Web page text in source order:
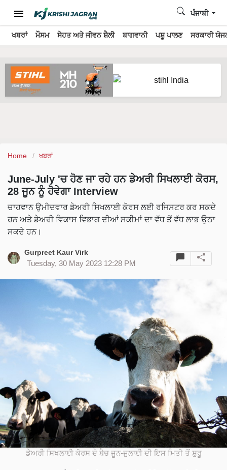
ਖਬਰਾਂ ਮੌਸਮ ਸੇਹਤ ਅਤੇ ਜੀਵਨ ਸ਼ੈਲੀ ਬਾਗਵਾਨੀ ਪਸ਼ੂ ਪਾਲਣ ਸਰਕਾਰੀ
ਪੰਜਾਬੀ
Home ਖਬਰਾਂ
June-July 'ਚ ਹੋਣ ਜਾ ਰਹੇ ਹਨ ਡੇਅਰੀ ਸਿਖਲਾਈ ਕੋਰਸ,
28 ਜੂਨ ਨੂੰ ਹੋਵੇਗਾ Interview
ਚਾਹਵਾਨ ਉਮੀਦਵਾਰ ਡੇਅਰੀ ਸਿਖਲਾਈ ਕੋਰਸ ਲਈ ਰਜਿਸਟਰ ਕਰ ਸਕਦੇ
ਹਨ ਅਤੇ ਡੇਅਰੀ ਵਿਕਾਸ ਵਿਭਾਗ ਦੀਆਂ ਸਕੀਮਾਂ ਦਾ ਵੱਧ ਤੋਂ ਵੱਧ ਲਾਭ ਉਠਾ
ਸਕਦੇ ਹਨ।
Gurpreet Kaur Virk
Tuesday, 30 May 2023 12:28 PM
ਡੇਅਰੀ ਸਿਖਲਾਈ ਕੋਰਸ ਦੇ ਬੈਚ ਜੂਨ-ਜੁਲਾਈ ਦੀ ਇਸ ਮਿਤੀ ਤੋਂ ਸ਼ੁਰੂ